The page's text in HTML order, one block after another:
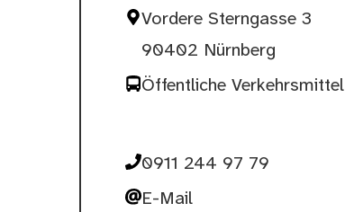
Vordere Sterngasse 3
90402 Nürnberg
Öffentliche Verkehrsmittel
0911 244 97 79
E-Mail